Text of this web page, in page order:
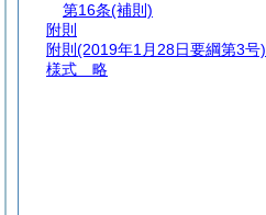
第16条(補則)
附則
附則 (2019年1月28日要綱第3号)
様式 略